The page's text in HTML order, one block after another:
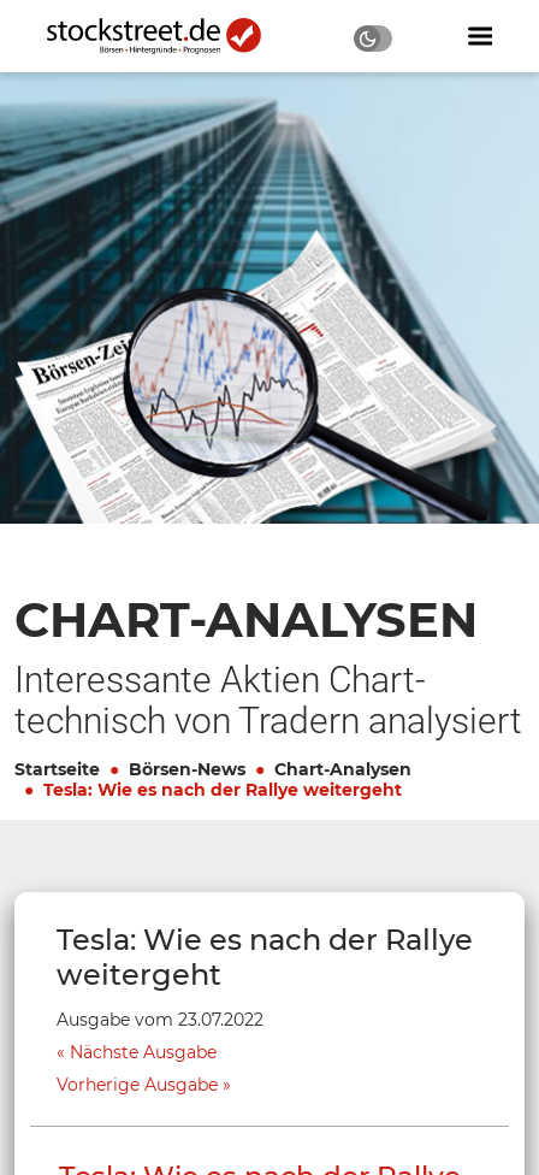
CHART-ANALYSEN
Interessante Aktien Chart-
technisch von Tradern analysiert
Startseite Börsen-News
Chart-Analysen
Tesla: Wie es nach der Rallye weitergeht
Tesla: Wie es nach der Rallye
weitergeht
Ausgabe vom 23.07.2022
Nächste Ausgabe
Vorherige Ausgabe